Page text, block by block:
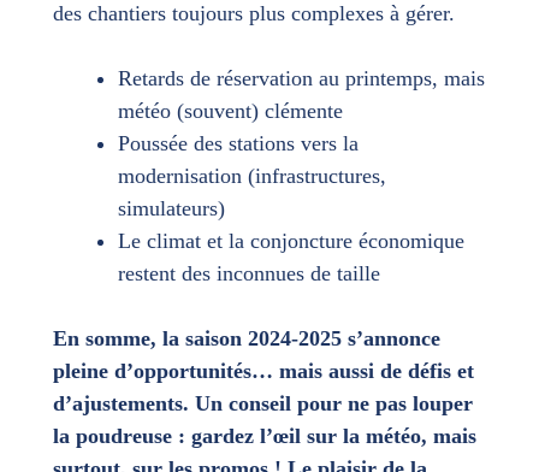
des chantiers toujours plus complexes à gérer.
Retards de réservation au printemps, mais
météo (souvent) clémente
Poussée des stations vers la
modernisation (infrastructures,
simulateurs)
Le climat et la conjoncture économique
restent des inconnues de taille
En somme, la saison 2024-2025 s’annonce
pleine d’opportunités… mais aussi de défis et
d’ajustements. Un conseil pour ne pas louper
la poudreuse : gardez l’œil sur la météo, mais